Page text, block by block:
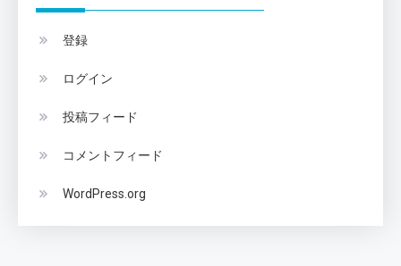
登録
ログイン
投稿フィード
コメントフィード
WordPress.org